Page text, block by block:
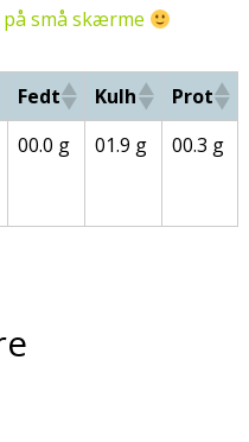
små skærme
Fedt Kulh
Prot
00.0 g 01.9 g 00.3 g